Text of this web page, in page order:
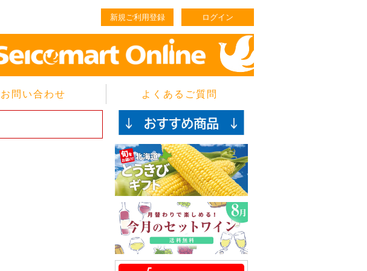
新規ご利用登録 ログイン
お問い合わせ よくあるご質問